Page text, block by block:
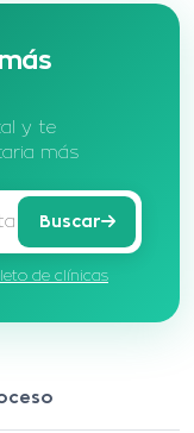
y te
más
Buscar
de clínicas